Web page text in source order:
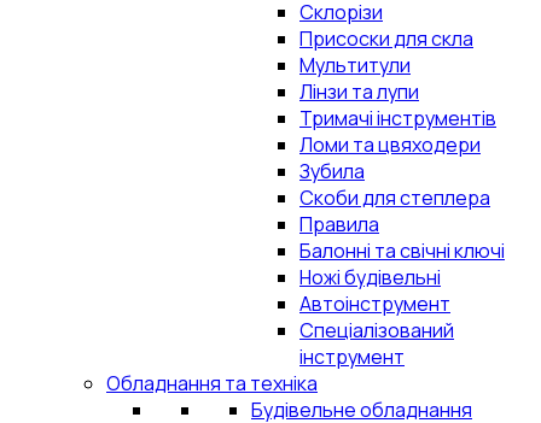
Склорізи
Присоски для скла
Мультитули
Лінзи та лупи
Тримачі інструментів
Ломи та цвяходери
Зубила
Скоби для степлера
Правила
Балонні та свічні ключі
Ножі будівельні
Автоінструмент
Спеціалізований
інструмент
Обладнання та техніка
Будівельне обладнання